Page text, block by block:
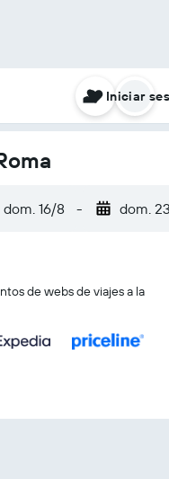
Iniciar
dom. 16/8 - dom.
de webs de viajes a la